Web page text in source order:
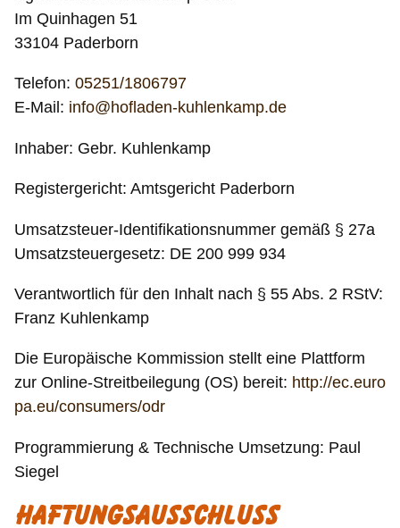
Im Quinhagen 51
33104 Paderborn
Telefon: 05251/1806797
E-Mail: info@hofladen-kuhlenkamp.de
Inhaber: Gebr. Kuhlenkamp
Registergericht: Amtsgericht Paderborn
Umsatzsteuer-Identifikationsnummer gemäß § 27a
Umsatzsteuergesetz: DE 200 999 934
Verantwortlich für den Inhalt nach § 55 Abs. 2 RStV:
Franz Kuhlenkamp
Die Europäische Kommission stellt eine Plattform
zur Online-Streitbeilegung (OS) bereit: http://ec.euro
pa.eu/consumers/odr
Programmierung & Technische Umsetzung: Paul
Siegel
HAFTUNGSAUSSCHLUSS